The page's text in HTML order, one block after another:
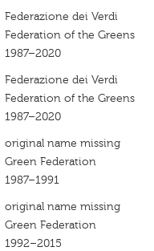
Federazione dei Verdi
Federation of the Greens
1987–2020
Federazione dei Verdi
Federation of the Greens
1987–2020
original name missing
Green Federation
1987–1991
original name missing
Green Federation
1992–2015